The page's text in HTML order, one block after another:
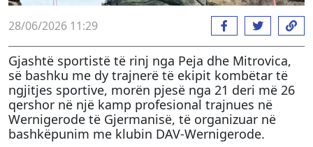
28/06/2026 11:29
Gjashtë sportistë të rinj nga Peja dhe Mitrovica,
së bashku me dy trajnerë të ekipit kombëtar të
ngjitjes sportive, morën pjesë nga 21 deri më 26
qershor në një kamp profesional trajnues në
Wernigerode të Gjermanisë, të organizuar në
bashkëpunim me klubin DAV-Wernigerode.